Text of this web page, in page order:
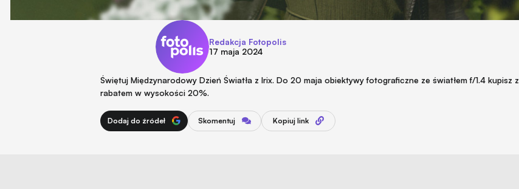
Redakcja Fotopolis
17 maja 2024
Świętuj Międzynarodowy Dzień Światła z Irix. Do 20 maja obiektywy fotograficzne ze światłem f/1.4 kupisz z
rabatem w wysokości 20%.
Dodaj do źródeł Skomentuj Kopiuj link